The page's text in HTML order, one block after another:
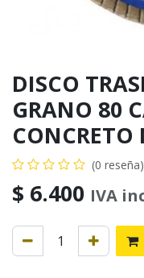
DISCO
GRANO 80
(0 reseña)
$ 6.400 IVA